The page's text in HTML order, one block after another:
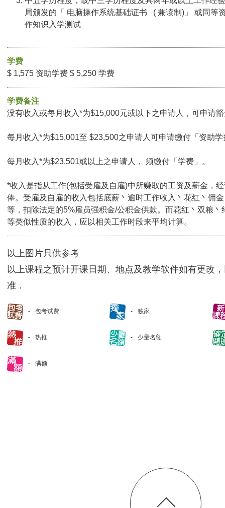
局颁发的「 电脑操作系统基础证书 ( 兼读制)」 或同等
作知识入学测试
学费
$ 1,575 资助学费 $ 5,250 学费
学费备注
没有收入或每月收入*为$15,000元或以下之申请人，可申请
每月收入*为$15,001至 $23,500之申请人可申请缴付「资助学
每月收入*为$23,501或以上之申请人， 须缴付「学费」。
*收入是指从工作(包括受雇及自雇)中所赚取的工资及薪金，
俸。受雇及自雇的收入包括底薪丶逾时工作收入丶花红丶佣
等，扣除法定的5%雇员强积金/公积金供款。而花红丶双粮丶
等类似性质的收入，应以相关工作时段来平均计算。
以上图片只供参考
以上课程之预计开课日期、地点及教学软件如有更改
准．
包考试费 独家
热推 少量名额
满额